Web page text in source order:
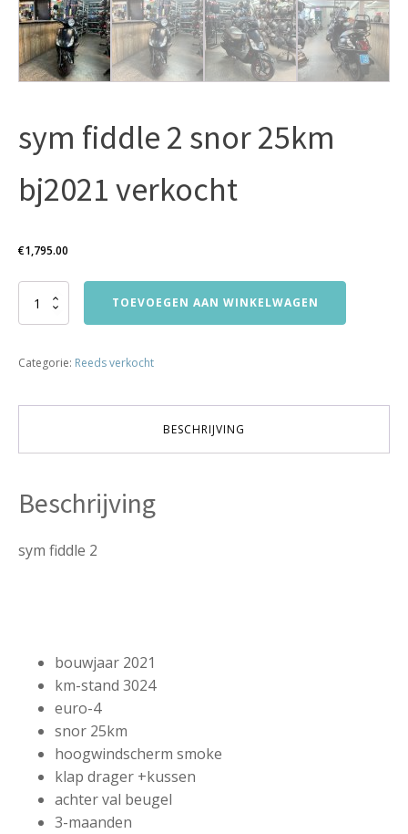
sym fiddle 2 snor 25km
bj2021 verkocht
€1,795.00
sym
25km
verkocht
TOEVOEGEN AAN WINKELWAGEN
Categorie: Reeds verkocht
BESCHRIJVING
Beschrijving
sym fiddle 2
bouwjaar 2021
km-stand 3024
euro-4
snor 25km
hoogwindscherm smoke
klap drager +kussen
achter val beugel
3-maanden